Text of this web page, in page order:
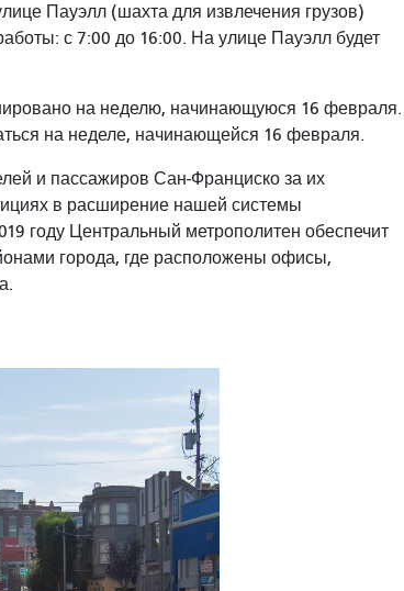
Пауэлл (шахта для извлечения грузов)
с 7:00 до 16:00. На улице Пауэлл будет
на неделю, начинающуюся 16 февраля.
на неделе, начинающейся 16 февраля.
и пассажиров Сан-Франциско за их
в расширение нашей системы
году Центральный метрополитен обеспечит
города, где расположены офисы,